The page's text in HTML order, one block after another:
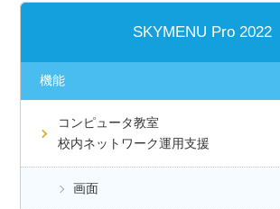
SKYMENU Pro 2022
機能
コンピュータ教室
校内ネットワーク運用支援
画面